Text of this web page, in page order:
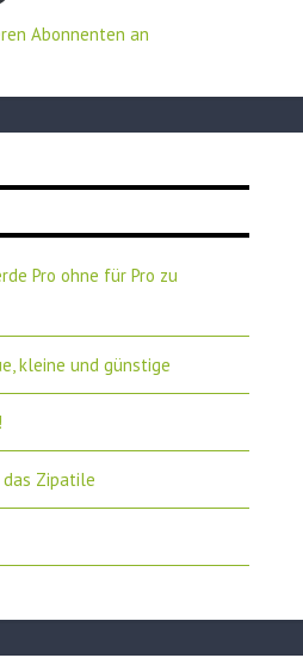
Abonnenten an
Pro ohne für Pro zu
kleine und günstige
das Zipatile